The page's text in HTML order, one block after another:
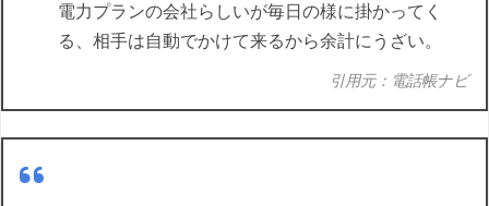
電力プランの会社らしいが毎日の様に掛かってく
る、相手は自動でかけて来るから余計にうざい。
引用元：電話帳ナビ